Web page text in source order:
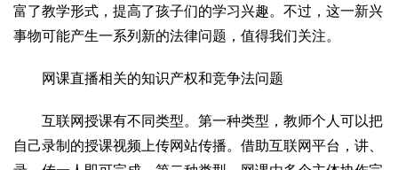
中华文化 核心价值 文化产业 文化事业
艺术百家
文化观察
智海钩沉
社会
工业
富了教学形式，提高了孩子们的学习兴趣。不过，这一新兴
事物可能产生一系列新的法律问题，值得我们关注。
网课直播相关的知识产权和竞争法问题
互联网授课有不同类型。第一种类型，教师个人可以把
自己录制的授课视频上传网站传播。借助互联网平台，讲、